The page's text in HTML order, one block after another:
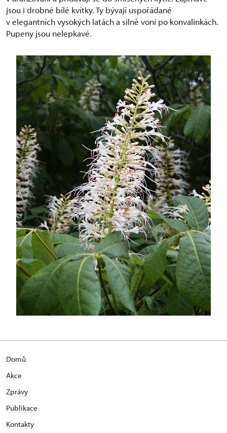
jsou i drobné bílé kvítky. Ty bývají uspořádané
v elegantních vysokých latách a silně voní po konvalinkách.
Pupeny jsou nelepkavé.
Domů
Akce
Zprávy
Publikace
Kontakty